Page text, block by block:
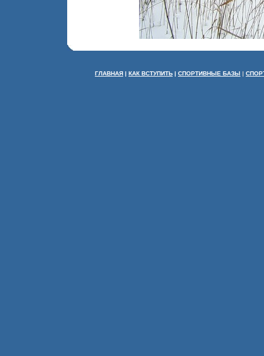
ГЛАВНАЯ | КАК ВСТУПИТЬ | СПОРТИВНЫЕ БАЗЫ |